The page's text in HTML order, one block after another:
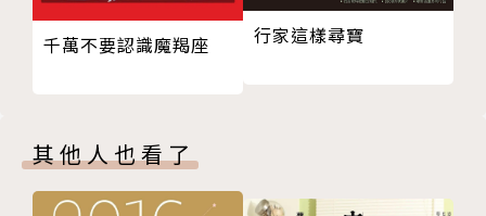
LuckyLuLu
以簡單的插畫，成為青年世代中知名的圖文創作家及市
集工作者，擁有近20萬名粉絲追蹤。
悲觀但正向的我
化妝
晚安月亮
沒有結局的故事
千萬不要認識魔羯座 行家這樣尋寶
其他人也看了